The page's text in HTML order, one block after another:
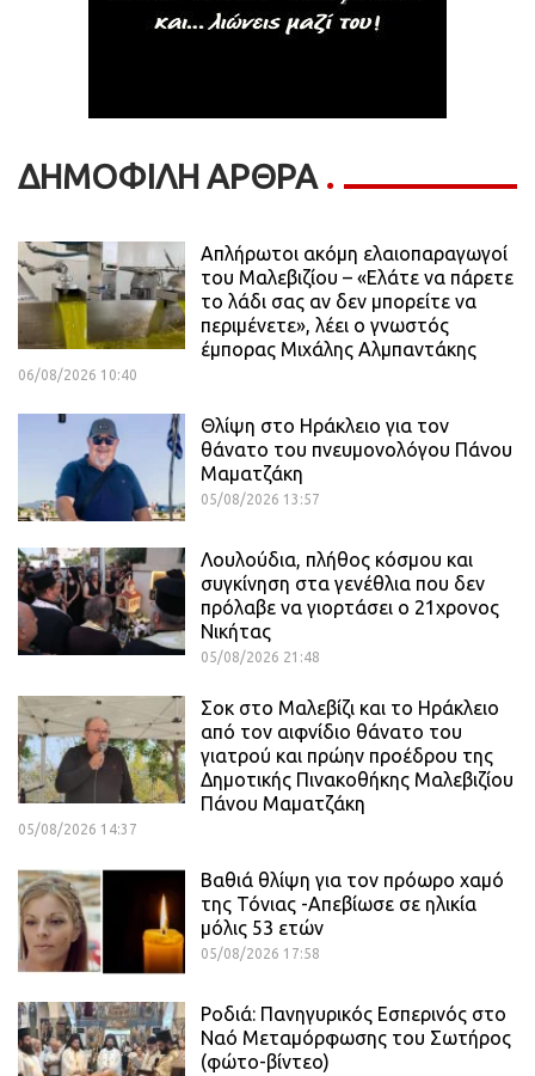
ΔΗΜΟΦΙΛΗ ΑΡΘΡΑ
Απλήρωτοι ακόμη ελαιοπαραγωγοί
του Μαλεβιζίου – «Ελάτε να πάρετε
το λάδι σας αν δεν μπορείτε να
περιμένετε», λέει ο γνωστός
έμπορας Μιχάλης Αλμπαντάκης
06/08/2026 10:40
Θλίψη στο Ηράκλειο για τον
θάνατο του πνευμονολόγου Πάνου
Μαματζάκη
05/08/2026 13:57
Λουλούδια, πλήθος κόσμου και
συγκίνηση στα γενέθλια που δεν
πρόλαβε να γιορτάσει ο 21χρονος
Νικήτας
05/08/2026 21:48
Σοκ στο Μαλεβίζι και το Ηράκλειο
από τον αιφνίδιο θάνατο του
γιατρού και πρώην προέδρου της
Δημοτικής Πινακοθήκης Μαλεβιζίου
Πάνου Μαματζάκη
05/08/2026 14:37
Βαθιά θλίψη για τον πρόωρο χαμό
της Τόνιας -Απεβίωσε σε ηλικία
μόλις 53 ετών
05/08/2026 17:58
Ροδιά: Πανηγυρικός Εσπερινός στο
Ναό Μεταμόρφωσης του Σωτήρος
(φώτο-βίντεο)